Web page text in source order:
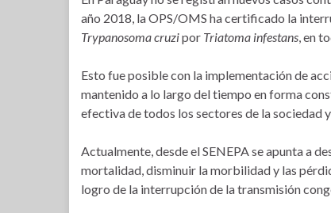
año 2018, la OPS/OMS ha certificado la
Trypanosomacruzipor Triatoma infestans, en
Esto fue posible con la implementación de
mantenido a lo largo del tiempo en forma
efectiva de todos los sectores de la sociedad
Actualmente, desde el SENEPA se apunta a
mortalidad, disminuir la morbilidad y las
logro de la interrupción de la transmisión